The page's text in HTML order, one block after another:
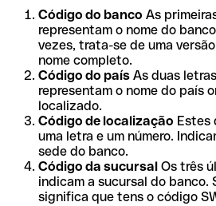
Código do banco As
representam o nome do
vezes, trata-se de uma
nome completo.
Código do país As duas
representam o nome do país
localizado.
Código de localização Estes
uma letra e um número.
sede do banco.
Código da sucursal Os três
indicam a sucursal do banco.
significa que tens o código